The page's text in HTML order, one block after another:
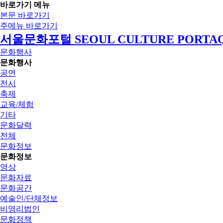
바로가기 메뉴
본문 바로가기
주메뉴 바로가기
서울문화포털 SEOUL CULTURE
문화행사
문화행사
공연
전시
축제
교육/체험
기타
문화달력
전체
문화정보
문화정보
영상
문화자료
문화공간
예술인/단체정보
비영리법인
문화정책